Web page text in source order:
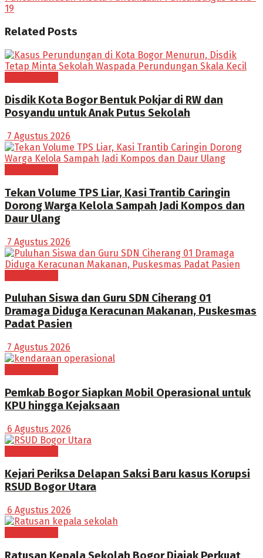
19
Related Posts
Disdik Kota Bogor Bentuk Pokjar di RW dan
Posyandu untuk Anak Putus Sekolah
7 Agustus 2026
Tekan Volume TPS Liar, Kasi Trantib Caringin
Dorong Warga Kelola Sampah Jadi Kompos dan
Daur Ulang
7 Agustus 2026
Puluhan Siswa dan Guru SDN Ciherang 01
Dramaga Diduga Keracunan Makanan, Puskesmas
Padat Pasien
7 Agustus 2026
Pemkab Bogor Siapkan Mobil Operasional untuk
KPU hingga Kejaksaan
6 Agustus 2026
Kejari Periksa Delapan Saksi Baru kasus Korupsi
RSUD Bogor Utara
6 Agustus 2026